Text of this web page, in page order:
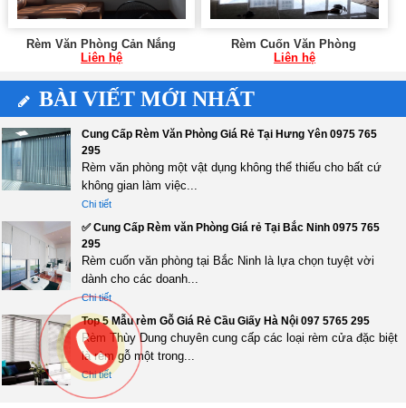
Rèm Văn Phòng Cản Nắng
Liên hệ
Rèm Cuốn Văn Phòng
Liên hệ
BÀI VIẾT MỚI NHẤT
Cung Cấp Rèm Văn Phòng Giá Rẻ Tại Hưng Yên 0975 765
295
Rèm văn phòng một vật dụng không thể thiếu cho bất cứ
không gian làm việc...
Chi tiết
✅ Cung Cấp Rèm văn Phòng Giá rẻ Tại Bắc Ninh 0975 765
295
Rèm cuốn văn phòng tại Bắc Ninh là lựa chọn tuyệt vời
dành cho các doanh...
Chi tiết
Top 5 Mẫu rèm Gỗ Giá Rẻ Cầu Giấy Hà Nội 097 5765 295
Rèm Thùy Dung chuyên cung cấp các loại rèm cửa đặc biệt
là rèm gỗ một trong...
Chi tiết